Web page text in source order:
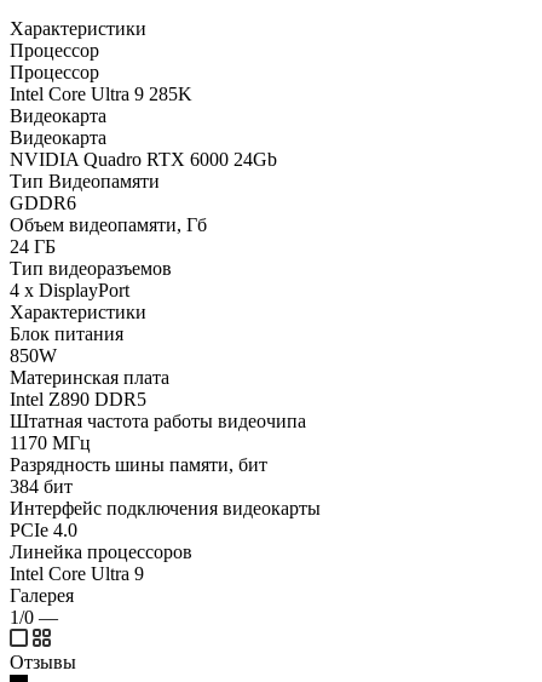
Характеристики
Процессор
Процессор
Intel Core Ultra 9 285K
Видеокарта
Видеокарта
NVIDIA Quadro RTX 6000 24Gb
Тип Видеопамяти
GDDR6
Объем видеопамяти, Гб
24 ГБ
Тип видеоразъемов
4 x DisplayPort
Характеристики
Блок питания
850W
Материнская плата
Intel Z890 DDR5
Штатная частота работы видеочипа
1170 МГц
Разрядность шины памяти, бит
384 бит
Интерфейс подключения видеокарты
PCIe 4.0
Линейка процессоров
Intel Core Ultra 9
Галерея
1/0 —
Отзывы